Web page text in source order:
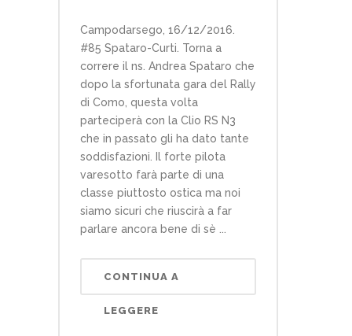
Campodarsego, 16/12/2016.
#85 Spataro-Curti. Torna a
correre il ns. Andrea Spataro che
dopo la sfortunata gara del Rally
di Como, questa volta
parteciperà con la Clio RS N3
che in passato gli ha dato tante
soddisfazioni. Il forte pilota
varesotto farà parte di una
classe piuttosto ostica ma noi
siamo sicuri che riuscirà a far
parlare ancora bene di sè ...
CONTINUA A
LEGGERE